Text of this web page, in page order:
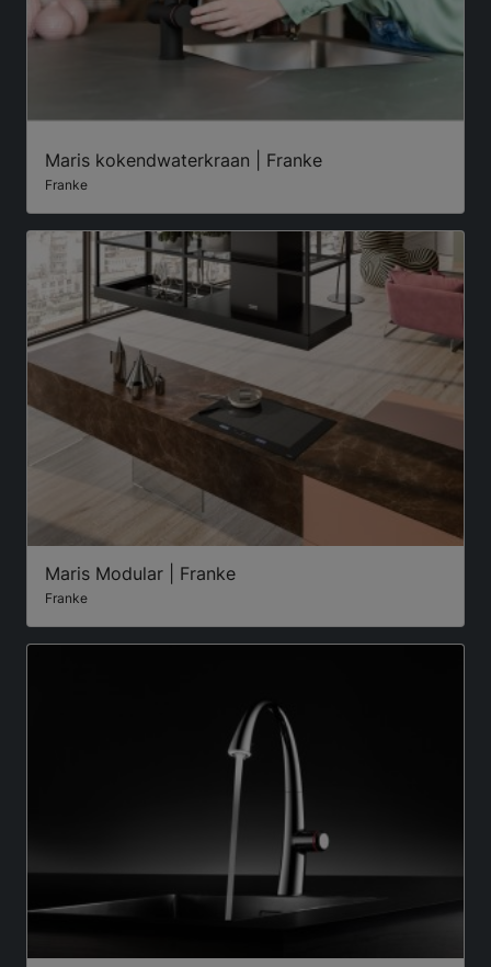
Maris kokendwaterkraan | Franke
Franke
Maris Modular | Franke
Franke